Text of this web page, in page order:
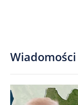
Wiadomości